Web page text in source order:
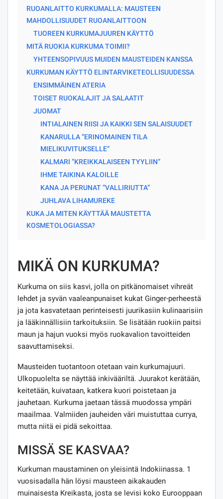
RUOANLAITTO KURKUMALLA: MAUSTEEN
MAHDOLLISUUDET RUOANLAITTOON
TUOREEN KURKUMAJUUREN KÄYTTÖ
MITÄ RUOKIA KURKUMA TOIMII?
YHTEENSOPIVUUS MUIDEN MAUSTEIDEN KANSSA
KURKUMAN KÄYTTÖ ELINTARVIKETEOLLISUUDESSA
ENSIMMÄINEN ATERIA
TOISET RUOKALAJIT JA SALAATIT
JUOMAT
INTIALAINEN RIISI JA KAIKKI SEN SALAISUUDET
KANARULLA ”ERINOMAINEN TILA
MIELIKUVITUKSELLE”
KALMARI ”KREIKKALAISEEN TYYLIIN”
IHME TAIKINA KALOILLE
KANA JA PERUNAT ”VALLIRIUTTA”
JUHLAVA LIHAMUREKE
KUKA JA MITEN KÄYTTÄÄ MAUSTETTA
KOSMETOLOGIASSA?
MIKÄ ON KURKUMA?
Kurkuma on siis kasvi, jolla on pitkänomaiset vihreät
lehdet ja syvän vaaleanpunaiset kukat Ginger-perheestä
ja jota kasvatetaan perinteisesti juurikasiin kulinaarisiin
ja lääkinnällisiin tarkoituksiin. Se lisätään ruokiin paitsi
maun ja hajun vuoksi myös ruokavalion tavoitteiden
saavuttamiseksi.
Mausteiden tuotantoon otetaan vain kurkumajuuri.
Ulkopuolelta se näyttää inkivääriltä. Juurakot kerätään,
keitetään, kuivataan, katkera kuori poistetaan ja
jauhetaan. Kurkuma jaetaan tässä muodossa ympäri
maailmaa. Valmiiden jauheiden väri muistuttaa currya,
mutta niitä ei pidä sekoittaa.
MISSÄ SE KASVAA?
Kurkuman maustaminen on yleisintä Indokiinassa. 1
vuosisadalla hän löysi mausteen aikakauden
muinaisesta Kreikasta, josta se levisi koko Eurooppaan